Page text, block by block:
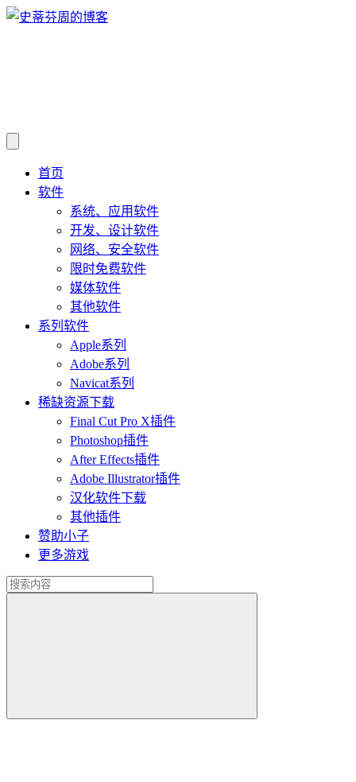
首页
软件
系统、应用软件
开发、设计软件
网络、安全软件
限时免费软件
媒体软件
其他软件
系列软件
Apple系列
Adobe系列
Navicat系列
稀缺资源下载
Final Cut Pro X插件
Photoshop插件
After Effects插件
Adobe Illustrator插件
汉化软件下载
其他插件
赞助小子
更多游戏